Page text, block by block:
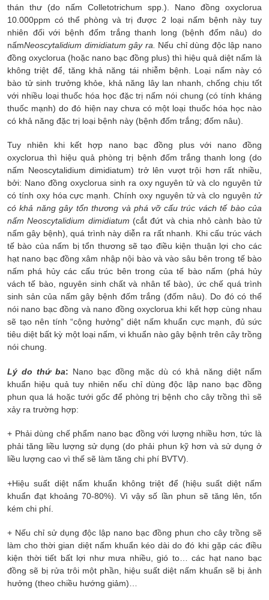
thán thư (do nấm Colletotrichum spp.). Nano đồng oxyclorua
10.000ppm có thể phòng và trị được 2 loại nấm bệnh này tuy
nhiên đối với bệnh đốm trắng thanh long (bệnh đốm nâu) do
nấmNeoscytalidium dimidiatum gây ra. Nếu chỉ dùng độc lập nano
đồng oxyclorua (hoặc nano bạc đồng plus) thì hiệu quả diệt nấm là
không triệt để, tăng khả năng tái nhiễm bệnh. Loại nấm này có
bào tử sinh trưởng khỏe, khả năng lây lan nhanh, chống chịu tốt
với nhiều loại thuốc hóa học đặc trị nấm nói chung (có tính kháng
thuốc mạnh) do đó hiện nay chưa có một loại thuốc hóa học nào
có khả năng đặc trị loại bệnh này (bệnh đốm trắng; đốm nâu).
Tuy nhiên khi kết hợp nano bạc đồng plus với nano đồng
oxyclorua thì hiệu quả phòng trị bệnh đốm trắng thanh long (do
nấm Neoscytalidium dimidiatum) trở lên vượt trội hơn rất nhiều,
bởi: Nano đồng oxyclorua sinh ra oxy nguyên tử và clo nguyên tử
có tính oxy hóa cực mạnh. Chính oxy nguyên tử và clo nguyên tử
có khả năng gây tổn thương và phá vỡ cấu trúc vách tế bào của
nấmNeoscytalidium dimidiatum (cắt đứt và chia nhỏ cành bào tử
nấm gây bệnh), quá trình này diễn ra rất nhanh. Khi cấu trúc vách
tế bào của nấm bị tổn thương sẽ tạo điều kiện thuận lợi cho các
hạt nano bạc đồng xâm nhập nội bào và vào sâu bên trong tế bào
nấm phá hủy các cấu trúc bên trong của tế bào nấm (phá hủy
vách tế bào, nguyên sinh chất và nhân tế bào), ức chế quá trình
sinh sản của nấm gây bệnh đốm trắng (đốm nâu). Do đó có thể
nói nano bạc đồng và nano đồng oxyclorua khi kết hợp cùng nhau
sẽ tạo nên tính “cộng hưởng” diệt nấm khuẩn cực mạnh, đủ sức
tiêu diệt bất kỳ một loại nấm, vi khuẩn nào gây bệnh trên cây trồng
nói chung.
Lý do thứ ba: Nano bạc đồng mặc dù có khả năng diệt nấm
khuẩn hiệu quả tuy nhiên nếu chỉ dùng độc lập nano bạc đồng
phun qua lá hoặc tưới gốc để phòng trị bệnh cho cây trồng thì sẽ
xảy ra trường hợp:
+ Phải dùng chế phẩm nano bạc đồng với lượng nhiều hơn, tức là
phải tăng liều lượng sử dụng (do phải phun kỹ hơn và sử dụng ở
liều lượng cao vì thế sẽ làm tăng chi phí BVTV).
+Hiệu suất diệt nấm khuẩn không triệt để (hiệu suất diệt nấm
khuẩn đạt khoảng 70-80%). Vì vậy số lần phun sẽ tăng lên, tốn
kém chi phí.
+ Nếu chỉ sử dụng độc lập nano bạc đồng phun cho cây trồng sẽ
làm cho thời gian diệt nấm khuẩn kéo dài do đó khi gặp các điều
kiện thời tiết bất lợi như mưa nhiều, gió to… các hạt nano bạc
đồng sẽ bị rửa trôi một phần, hiệu suất diệt nấm khuẩn sẽ bị ảnh
hưởng (theo chiều hướng giảm)…